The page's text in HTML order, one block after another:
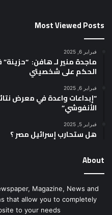
Most Viewed Posts
فبراير 6, 2025
ماجدة منير لـ هافن:
الحكم على شخصيتي
فبراير 6, 2025
“إبداعات واعدة في معرض
الأنفوشي”
فبراير 5, 2025
هل ستحارب إسرائيل مصر ؟
About
Magazine, News and
that allow you to completely
to your needs.